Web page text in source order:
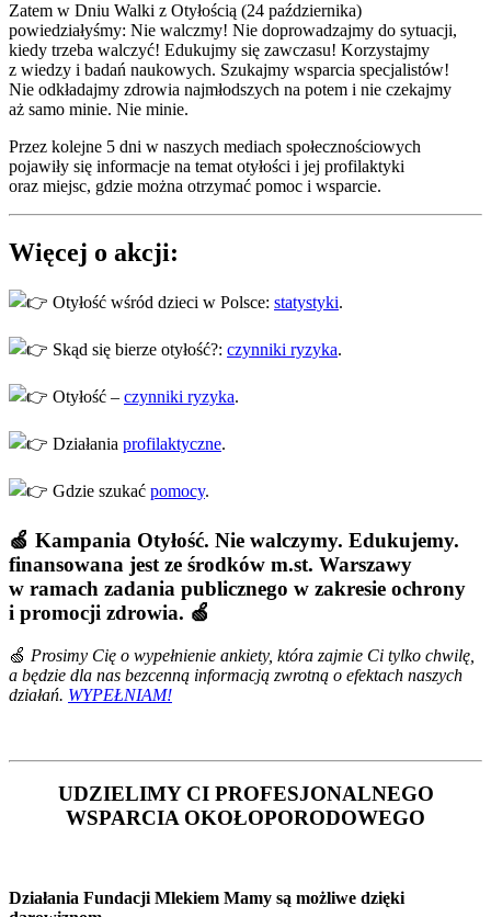
Zatem w Dniu Walki z Otyłością (24 października)
powiedziałyśmy: Nie walczmy! Nie doprowadzajmy do sytuacji,
kiedy trzeba walczyć! Edukujmy się zawczasu! Korzystajmy
z wiedzy i badań naukowych. Szukajmy wsparcia specjalistów!
Nie odkładajmy zdrowia najmłodszych na potem i nie czekajmy
aż samo minie. Nie minie.
Przez kolejne 5 dni w naszych mediach społecznościowych
pojawiły się informacje na temat otyłości i jej profilaktyki
oraz miejsc, gdzie można otrzymać pomoc i wsparcie.
Więcej o akcji:
Otyłość wśród dzieci w Polsce: statystyki.
Skąd się bierze otyłość?: czynniki ryzyka.
Otyłość – czynniki ryzyka.
Działania profilaktyczne.
Gdzie szukać pomocy.
🍏 Kampania Otyłość. Nie walczymy. Edukujemy.
finansowana jest ze środków m.st. Warszawy
w ramach zadania publicznego w zakresie ochrony
i promocji zdrowia. 🍏
🍏 Prosimy Cię o wypełnienie ankiety, która zajmie Ci tylko chwilę,
a będzie dla nas bezcenną informacją zwrotną o efektach naszych
działań. WYPEŁNIAM!
UDZIELIMY CI PROFESJONALNEGO
WSPARCIA OKOŁOPORODOWEGO
Działania Fundacji Mlekiem Mamy są możliwe dzięki